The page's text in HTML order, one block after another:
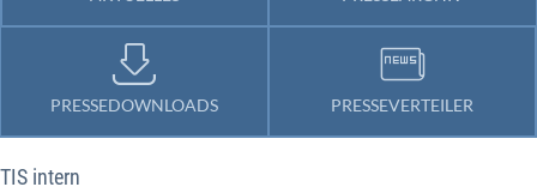
PRESSEDOWNLOADS PRESSEVERTEILER
TIS intern